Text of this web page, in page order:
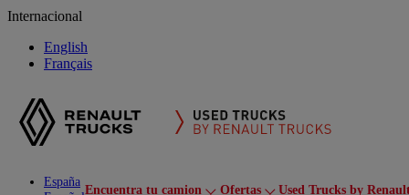
Internacional
English
Français
España
Encuentra tu camion Ofertas Used Trucks by